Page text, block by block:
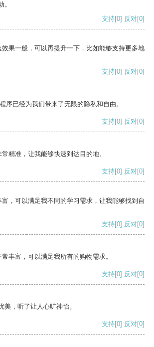
支持[0] 反对[0]
果一般，可以再提升一下，比如能够支持更多地
支持[0] 反对[0]
序已经为我们带来了无限的隐私和自由。
支持[0] 反对[0]
精准，让我能够快速到达目的地。
支持[0] 反对[0]
，可以满足我不同的学习需求，让我能够找到自
支持[0] 反对[0]
丰富，可以满足我所有的购物需求。
支持[0] 反对[0]
美，听了让人心旷神怡。
支持[0] 反对[0]